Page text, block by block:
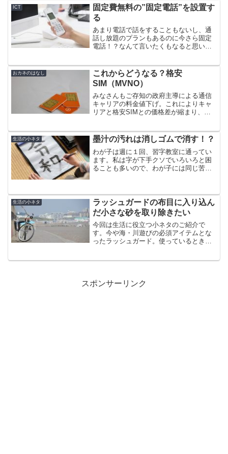
確な成分表示を期待したいし、消費者側
は正しい知識をつけていきたい。
ICT
固定費無料の”固定電話”を設置す
る
あまり電話で話をすることもないし、通
話し放題のプランもあるのに今さら固定
電話！？なんて言いたくもなると思いま
HT802と050plusで月額基本料150円で利
用できる固定電話を運用してみました。
おカネのはなし
これからどうなる？格安
SIM（MVNO）
みなさんもご存知の政府主導による通信
キャリアの料金値下げ。これによりキャ
リアと格安SIMとの価格差が縮まり、格
スなのか、見てみたいと思います。
生活の小ネタ 墨汁の汚れは消しゴムで消す！？
わが子は週に１回、習字教室に通ってい
ます。私は字が下手クソでいろいろと困
ることも多いので、わが子には同じ苦労
についた墨汚れも気になり...
生活の小ネタ
ラッシュガードの布目に入り込ん
だ小さな砂を取り除きたい
今回は生活に役立つ小ネタのご紹介で
す。今や海・川遊びの必須アイテムとな
ったラッシュガード。使っているときは
スポンサーリンク